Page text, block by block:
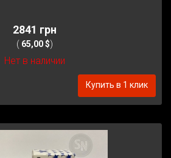
2841 грн
( 65,00 $)
Нет в наличии
Купить в 1 клик